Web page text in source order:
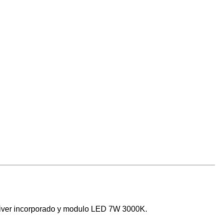
incorporado y modulo LED 7W 3000K.